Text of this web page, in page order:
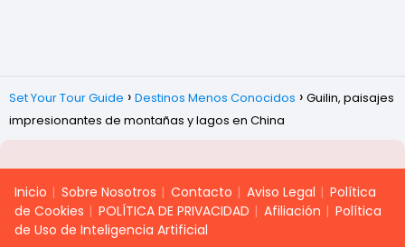
Set Your Tour Guide Destinos Menos Conocidos
Guilin, paisajes
impresionantes de montañas y lagos en China
Inicio Sobre Nosotros Contacto Aviso Legal
Política
de Cookies
POLÍTICA DE PRIVACIDAD Afiliación
Política
de Uso de Inteligencia Artificial